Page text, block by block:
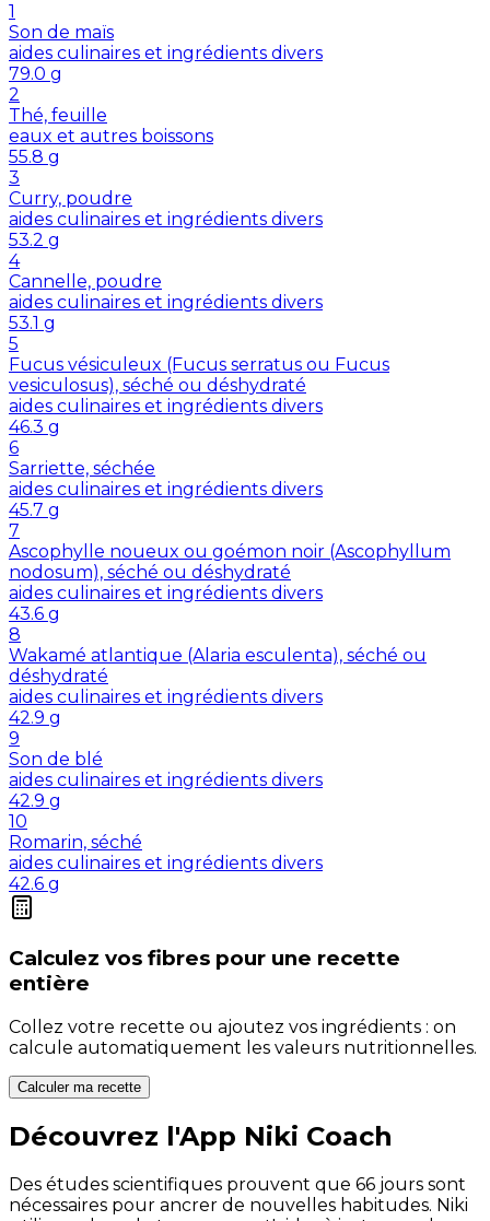
1
Son de maïs
aides culinaires et ingrédients divers
79.0 g
2
Thé, feuille
eaux et autres boissons
55.8 g
3
Curry, poudre
aides culinaires et ingrédients divers
53.2 g
4
Cannelle, poudre
aides culinaires et ingrédients divers
53.1 g
5
Fucus vésiculeux (Fucus serratus ou Fucus
vesiculosus), séché ou déshydraté
aides culinaires et ingrédients divers
46.3 g
6
Sarriette, séchée
aides culinaires et ingrédients divers
45.7 g
7
Ascophylle noueux ou goémon noir (Ascophyllum
nodosum), séché ou déshydraté
aides culinaires et ingrédients divers
43.6 g
8
Wakamé atlantique (Alaria esculenta), séché ou
déshydraté
aides culinaires et ingrédients divers
42.9 g
9
Son de blé
aides culinaires et ingrédients divers
42.9 g
10
Romarin, séché
aides culinaires et ingrédients divers
42.6 g
Calculez vos fibres pour une recette
entière
Collez votre recette ou ajoutez vos ingrédients : on
calcule automatiquement les valeurs nutritionnelles.
Calculer ma recette
Découvrez l'App Niki Coach
Des études scientifiques prouvent que 66 jours sont
nécessaires pour ancrer de nouvelles habitudes. Niki